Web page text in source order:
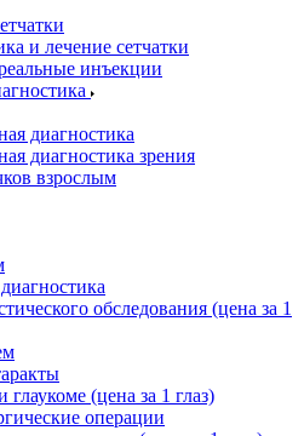
и лечение сетчатки
инъекции
диагностика
диагностика зрения
взрослым
обследования (цена за 1
(цена за 1 глаз)
операции